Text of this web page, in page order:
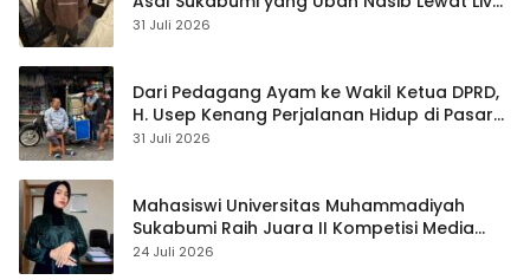
Streaming
31 Juli 2026
Dari Pedagang Ayam ke Wakil Ketua DPRD,
H. Usep Kenang Perjalanan Hidup di Pasar
Cisaat
31 Juli 2026
Mahasiswi Universitas Muhammadiyah
Sukabumi Raih Juara II Kompetisi Media
Pembelajaran Digital Tingkat Internasional
24 Juli 2026